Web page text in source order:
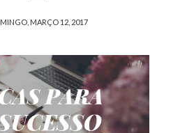
MARÇO 12, 2017